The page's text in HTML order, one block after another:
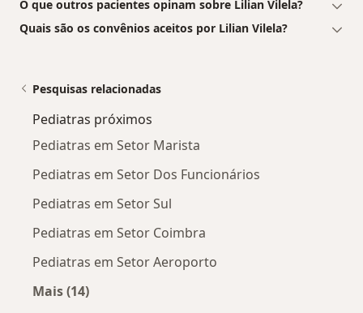
O que outros pacientes opinam sobre Lilian Vilela?
Quais são os convênios aceitos por Lilian Vilela?
Pesquisas relacionadas
Pediatras próximos
Pediatras em Setor Marista
Pediatras em Setor Dos Funcionários
Pediatras em Setor Sul
Pediatras em Setor Coimbra
Pediatras em Setor Aeroporto
Mais (14)